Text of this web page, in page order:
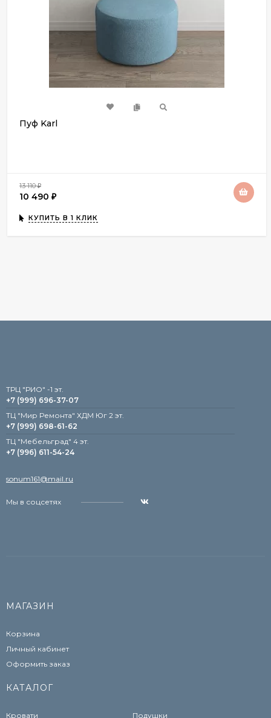
Пуф Karl
13 110₽
10 490 ₽
КУПИТЬ В 1 КЛИК
TРЦ "РИО" -1 эт.
+7 (999) 696-37-07
ТЦ "Мир Ремонта" ХДМ Юг 2 эт.
+7 (999) 698-61-62
TЦ "Мебельград" 4 эт.
+7 (996) 611-54-24
sonum161@mail.ru
Мы в соцсетях
МАГАЗИН
Корзина
Личный кабинет
Оформить заказ
КАТАЛОГ
Кровати Подушки